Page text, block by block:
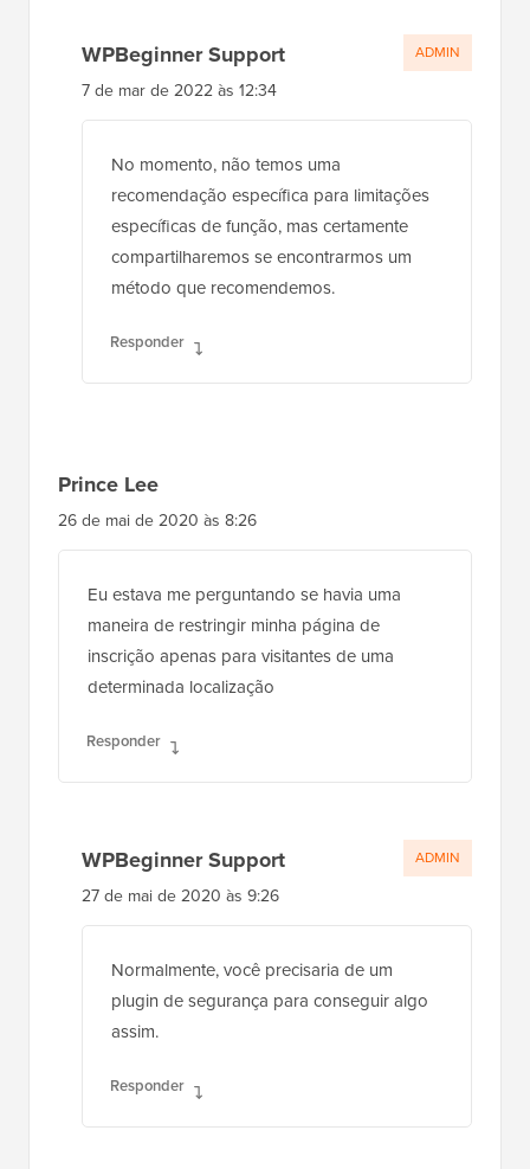
WPBeginner Support
7 de mar de 2022 às 12:34
No momento, não temos uma
recomendação específica para limitações
específicas de função, mas certamente
compartilharemos se encontrarmos um
método que recomendemos.
Responder
ADMIN
Prince Lee
26 de mai de 2020 às 8:26
Eu estava me perguntando se havia uma
maneira de restringir minha página de
inscrição apenas para visitantes de uma
determinada localização
Responder
WPBeginner Support
27 de mai de 2020 às 9:26
Normalmente, você precisaria de um
plugin de segurança para conseguir algo
assim.
Responder
ADMIN